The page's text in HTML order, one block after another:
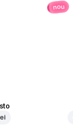
nou